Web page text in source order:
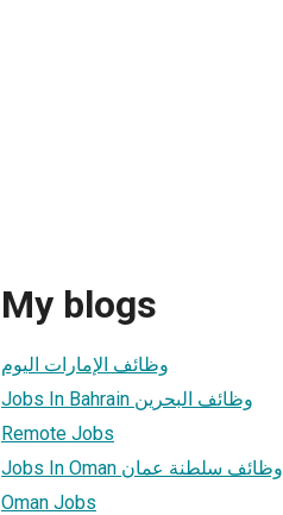
My blogs
وظائف الإمارات اليوم
Jobs In Bahrain وظائف البحرين
Remote Jobs
Jobs In Oman وظائف سلطنة عمان
Oman Jobs